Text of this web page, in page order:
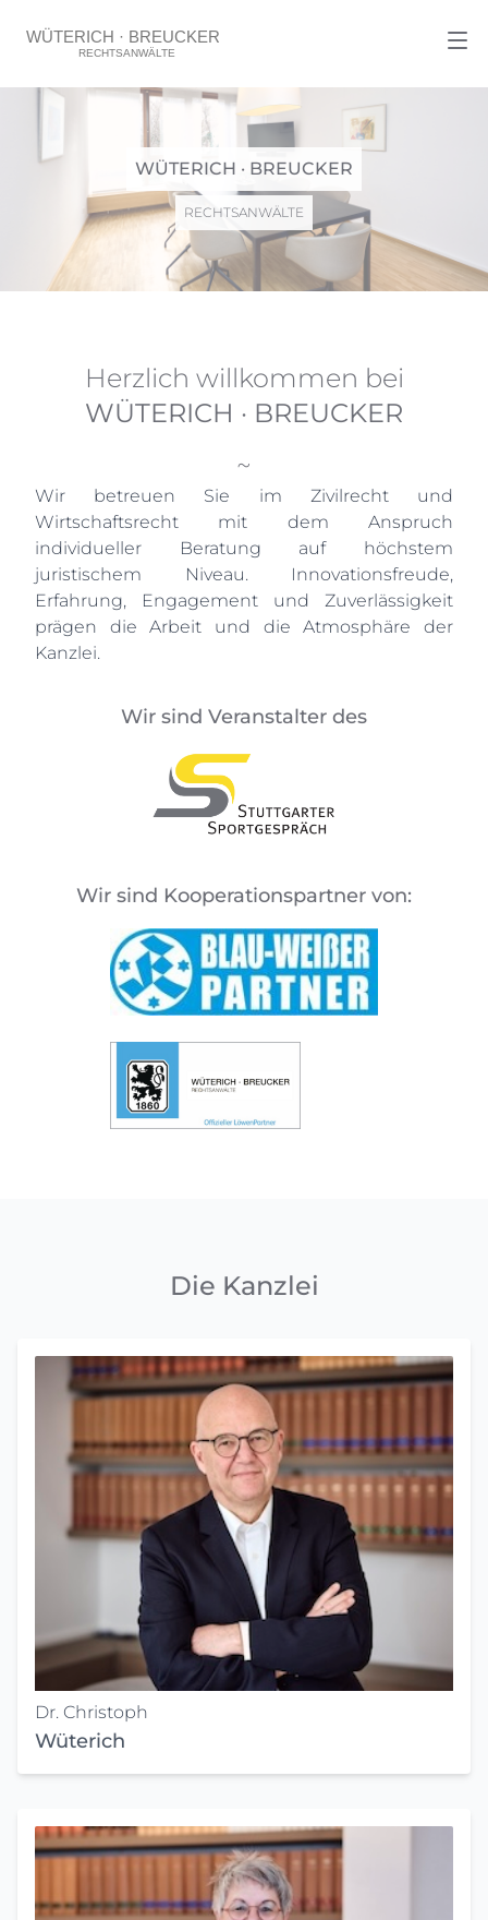
WÜTERICH · BREUCKER
RECHTSANWÄLTE
Herzlich willkommen bei
WÜTERICH · BREUCKER
~
Wir betreuen Sie im Zivilrecht und
Wirtschaftsrecht mit dem Anspruch
individueller Beratung auf höchstem
juristischem Niveau. Innovationsfreude,
Erfahrung, Engagement und Zuverlässigkeit
prägen die Arbeit und die Atmosphäre der
Kanzlei.
Wir sind Veranstalter des
Wir sind Kooperationspartner von:
Die Kanzlei
Dr. Christoph
Wüterich